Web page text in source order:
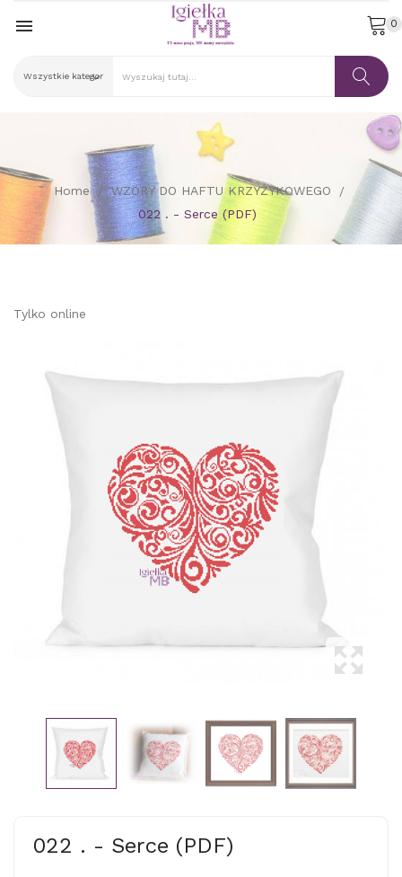
 0
Home
WZORY DO HAFTU KRZYŻYKOWEGO
022 . - Serce (PDF)
Tylko online
022 . - Serce (PDF)